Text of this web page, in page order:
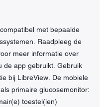
met bepaalde
Raadpleeg de
meer informatie over
de app gebruikt. Gebruik
bij LibreView. De mobiele
primaire glucosemonitor:
toestel(len)